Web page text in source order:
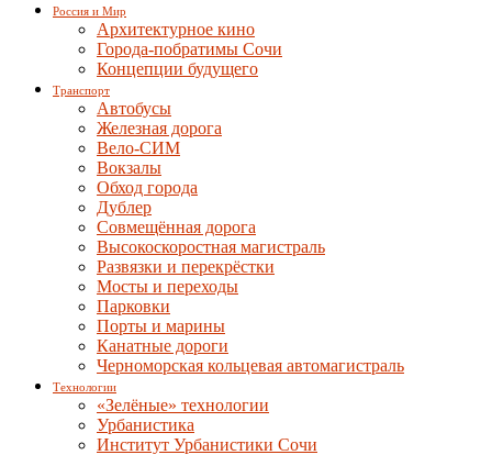
Россия и Мир
Архитектурное кино
Города-побратимы Сочи
Концепции будущего
Транспорт
Автобусы
Железная дорога
Вело-СИМ
Вокзалы
Обход города
Дублер
Совмещённая дорога
Высокоскоростная магистраль
Развязки и перекрёстки
Мосты и переходы
Парковки
Порты и марины
Канатные дороги
Черноморская кольцевая автомагистраль
Технологии
«Зелёные» технологии
Урбанистика
Институт Урбанистики Сочи